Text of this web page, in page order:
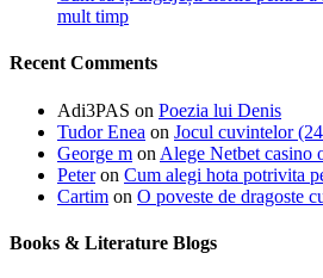
mult timp
Recent Comments
Adi3PAS on Poezia lui Denis
Tudor Enea on Jocul cuvintelor
George m on Alege Netbet casino
Peteron Cum alegi hota potrivita
Cartim on O poveste de dragoste
Books & Literature Blogs